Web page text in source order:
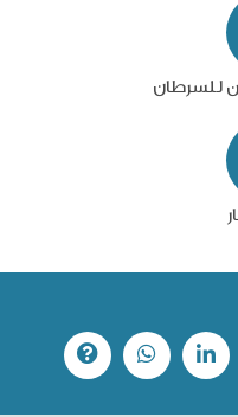
للسرطان